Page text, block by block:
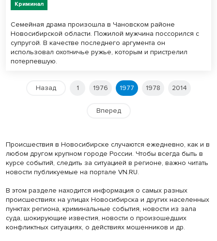
Криминал
Семейная драма произошла в Чановском районе
Новосибирской области. Пожилой мужчина поссорился с
супругой. В качестве последнего аргумента он
использовал охотничье ружье, которым и пристрелил
потерпевшую.
Назад 1 1976 1977 1978 2014
Вперед
Происшествия в Новосибирске случаются ежедневно, как и в
любом другом крупном городе России. Чтобы всегда быть в
курсе событий, следить за ситуацией в регионе, важно читать
новости публикуемые на портале VN.RU.
В этом разделе находится информация о самых разных
происшествиях на улицах Новосибирска и других населенных
пунктах региона, криминальные события, новости из зала
суда, шокирующие известия, новости о произошедших
конфликтных ситуациях, о действиях мошенников и др.